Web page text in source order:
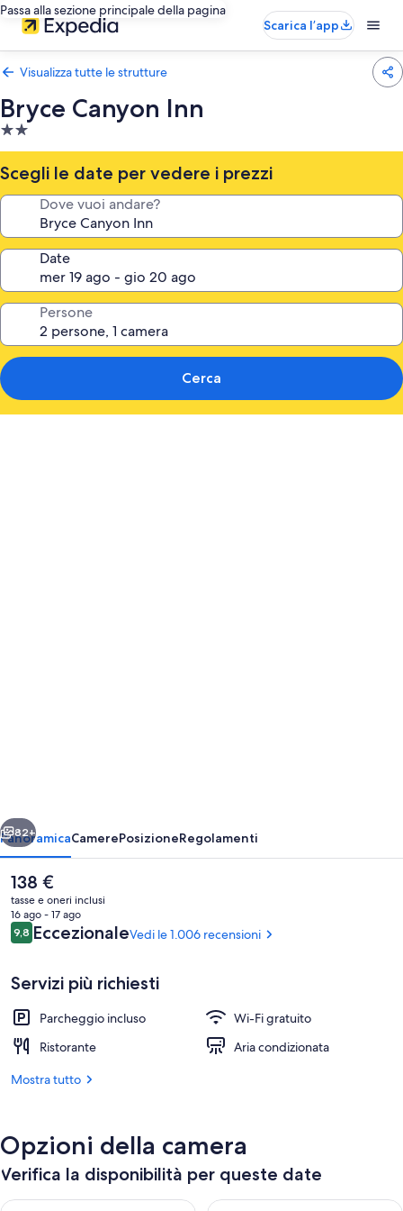
Passa alla sezione principale della pagina
Scarica l’app
Visualizza tutte le strutture
Bryce Canyon Inn
Struttura
a
2.0
stelle
Scegli le date per vedere i prezzi
Dove vuoi andare?
Date
Persone
Cerca
Terrazza/patio
Avanti
82+
PanoramicaCamerePosizioneRegolamenti
Il
prezzo
attuale
è
138 €
138 €
tasse e oneri inclusi
16 ago - 17 ago
Recensioni
9,89,8 su 10
EccezionaleVedi le 1.006 recensioni
Servizi più richiesti
Parcheggio incluso
Wi-Fi gratuito
Ristorante
Aria condizionata
Mostra tutto
Opzioni della camera
Verifica la disponibilità per queste date